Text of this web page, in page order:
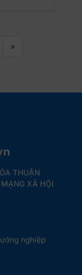
»
THUẬN
XÃ HỘI
nghiệp